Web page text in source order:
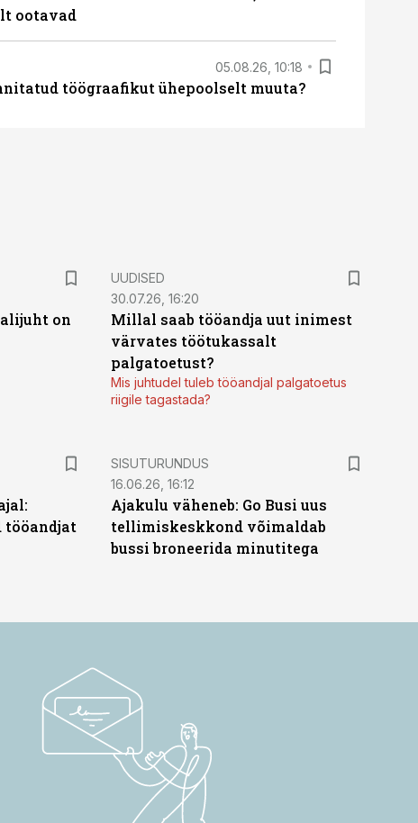
ootavad
05.08.26, 10:18
töögraafikut ühepoolselt muuta?
on
UUDISED
30.07.26, 16:20
Millal saab tööandja uut inimest
värvates töötukassalt
palgatoetust?
Mis juhtudel tuleb tööandjal palgatoetus
riigile tagastada?
tööandjat
ST
SISUTURUNDUS
16.06.26, 16:12
Ajakulu väheneb: Go Busi uus
tellimiskeskkond võimaldab
bussi broneerida minutitega